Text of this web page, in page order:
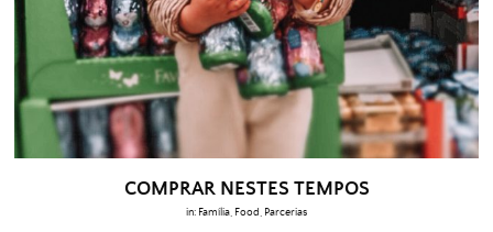
COMPRAR NESTES TEMPOS
in: Família, Food, Parcerias